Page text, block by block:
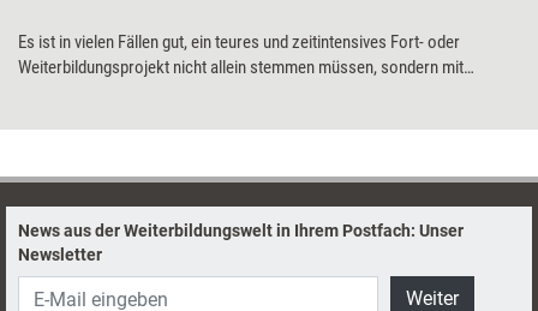
Es ist in vielen Fällen gut, ein teures und zeitintensives Fort- oder
Weiterbildungsprojekt nicht allein stemmen müssen, sondern mit
News aus der Weiterbildungswelt in Ihrem Postfach: Unser
Newsletter
Weiter